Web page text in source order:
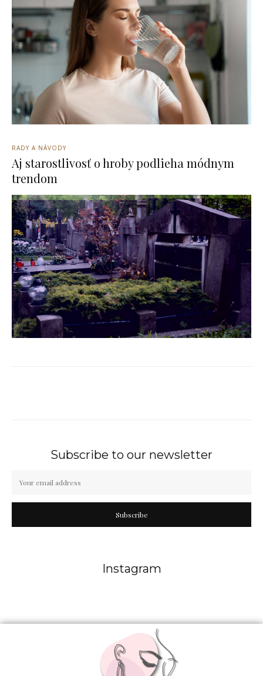
RADY A NÁVODY
Aj starostlivosť o hroby podlieha módnym
trendom
Subscribe to our newsletter
Subscribe
Instagram